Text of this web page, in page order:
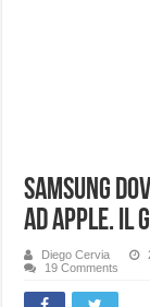
Samsung
ad Apple. Il
Diego Cervia
19 Comments